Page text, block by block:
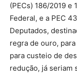
(PECs) 186/2019 e
Federal, e a PEC
Deputados,
regra de ouro,
para custeio de
redução, já seriam